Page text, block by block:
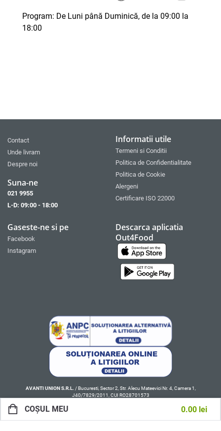
COȘUL MEU 0.00 lei
Program: De Luni până Duminică, de la 09:00 la
18:00
Contact
Unde livram
Despre noi
Suna-ne
021 9955
L-D: 09:00 - 18:00
Informatii utile
Termeni si Conditii
Politica de Confidentialitate
Politica de Cookie
Alergeni
Certificare ISO 22000
Gaseste-ne si pe
Facebook
Instagram
Descarca aplicatia
Out4Food
AVANTI UNION S.R.L. / Bucuresti, Sector 2, Str. Alecu Mateevici Nr. 4, Camera 1,
J40/7829/2011, CUI RO28701573